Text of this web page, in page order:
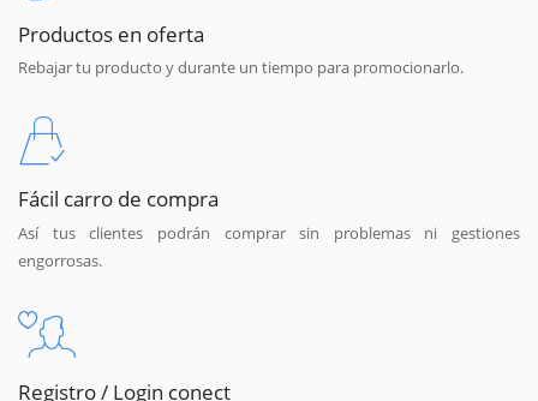
Productos en oferta
Rebajar tu producto y durante un tiempo para promocionarlo.
Fácil carro de compra
Así tus clientes podrán comprar sin problemas ni gestiones
engorrosas.
Registro / Login conect